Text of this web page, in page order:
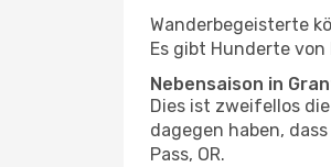
Wanderbegeisterte
Es gibt Hunderte
Nebensaison in
Dies ist zweifellos
dagegen haben,
Pass, OR.